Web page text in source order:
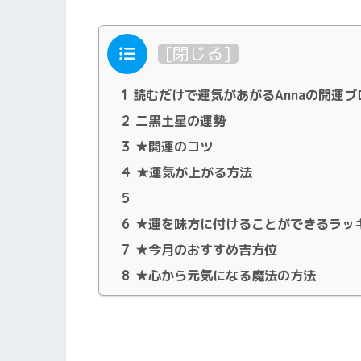
目次 [閉じる]
1 読むだけで運気があがるAnnaの開運ブ
2 二黒土星の運勢
3 ★開運のコツ
4 ★運気が上がる方法
5
6 ★運を味方に付けることができるラッ
7 ★今月のおすすめ吉方位
8 ★心から元気になる魔法の方法